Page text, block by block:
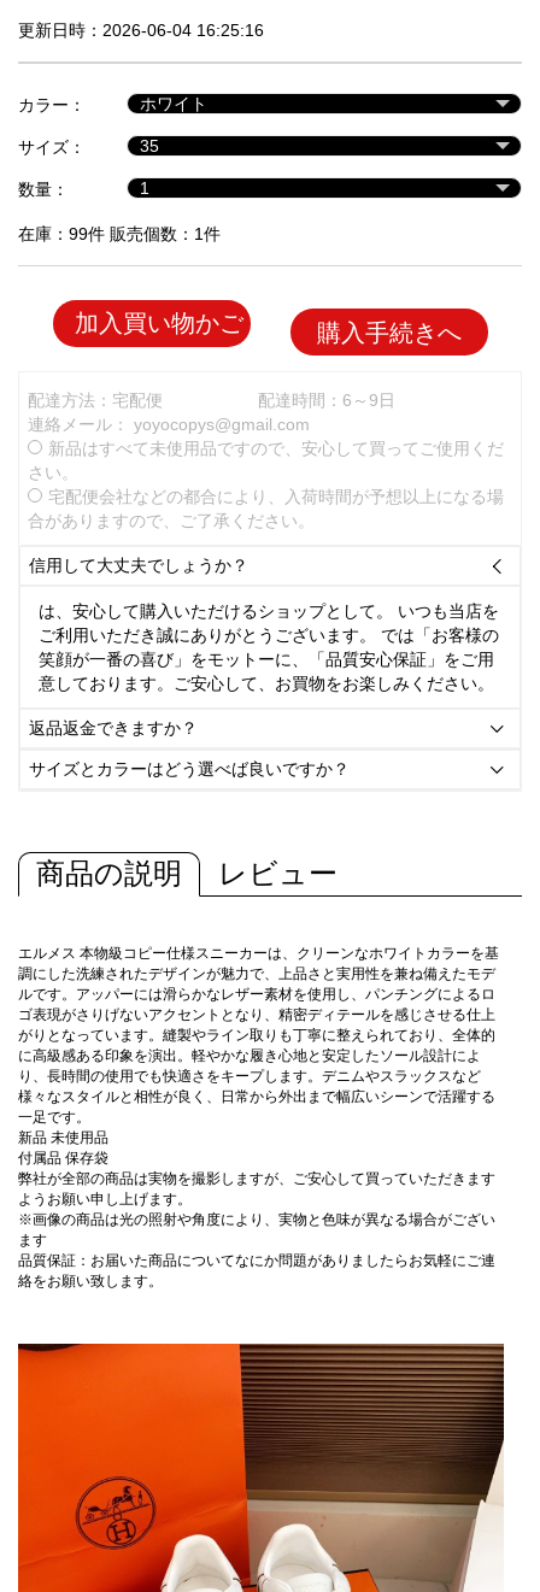
セ
ル
品
更新日時：2026-06-04 16:25:16
カラー：
サイズ：
数量：
在庫：99件 販売個数：1件
加入買い物かご 購入手続きへ
配達方法：宅配便
配達時間：6～9日
連絡メール： yoyocopys@gmail.com
新品はすべて未使用品ですので、安心して買ってご使用くだ
さい。
宅配便会社などの都合により、入荷時間が予想以上になる場
合がありますので、ご了承ください。
信用して大丈夫でしょうか？ 
は、安心して購入いただけるショップとして。 いつも当店を
ご利用いただき誠にありがとうございます。 では「お客様の
笑顔が一番の喜び」をモットーに、「品質安心保証」をご用
意しております。ご安心して、お買物をお楽しみください。
返品返金できますか？ 
サイズとカラーはどう選べば良いですか？ 
商品の説明 レビュー
エルメス 本物級コピー仕様スニーカーは、クリーンなホワイトカラーを基
調にした洗練されたデザインが魅力で、上品さと実用性を兼ね備えたモデ
ルです。アッパーには滑らかなレザー素材を使用し、パンチングによるロ
ゴ表現がさりげないアクセントとなり、精密ディテールを感じさせる仕上
がりとなっています。縫製やライン取りも丁寧に整えられており、全体的
に高級感ある印象を演出。軽やかな履き心地と安定したソール設計によ
り、長時間の使用でも快適さをキープします。デニムやスラックスなど
様々なスタイルと相性が良く、日常から外出まで幅広いシーンで活躍する
一足です。
新品 未使用品
付属品 保存袋
弊社が全部の商品は実物を撮影しますが、ご安心して買っていただきます
ようお願い申し上げます。
※画像の商品は光の照射や角度により、実物と色味が異なる場合がござい
ます
品質保証：お届いた商品についてなにか問題がありましたらお気軽にご連
絡をお願い致します。